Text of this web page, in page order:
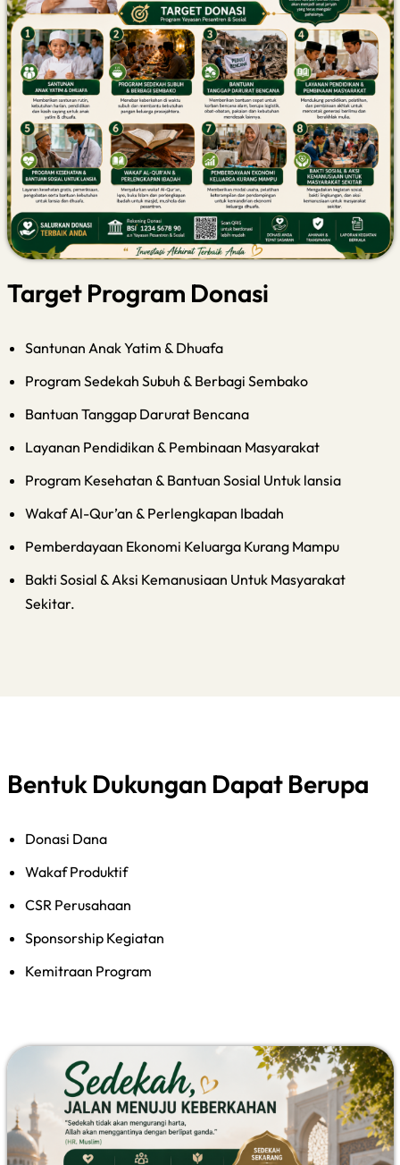
Target Program Donasi
Santunan Anak Yatim & Dhuafa
Program Sedekah Subuh & Berbagi Sembako
Bantuan Tanggap Darurat Bencana
Layanan Pendidikan & Pembinaan Masyarakat
Program Kesehatan & Bantuan Sosial Untuk lansia
Wakaf Al-Qur’an & Perlengkapan Ibadah
Pemberdayaan Ekonomi Keluarga Kurang Mampu
Bakti Sosial & Aksi Kemanusiaan Untuk Masyarakat
Sekitar.
Bentuk Dukungan Dapat Berupa
Donasi Dana
Wakaf Produktif
CSR Perusahaan
Sponsorship Kegiatan
Kemitraan Program